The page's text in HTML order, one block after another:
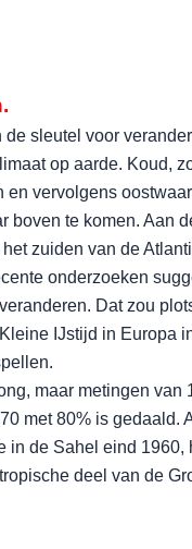
sleutel voor
op aarde. Koud,
en vervolgens
boven te komen. Aan
zuiden van de
onderzoeken
Dat zou
IJstijd in Europa
maar metingen
met 80% is gedaald.
de Sahel eind
deel van de